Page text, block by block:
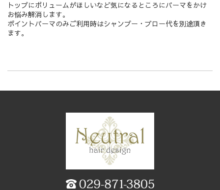
トップにボリュームがほしいなど気になるところにパーマをかけ
お悩み解消します。
ポイントパーマのみご利用時はシャンプー・ブロー代を別途頂き
ます。